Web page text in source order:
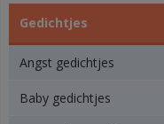
Gedichtjes
Angst gedichtjes
Baby gedichtjes